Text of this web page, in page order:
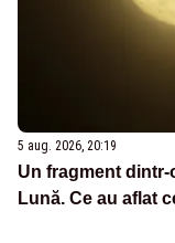
5 aug. 2026, 20:19
Un fragment
Lună. Ce au aflat